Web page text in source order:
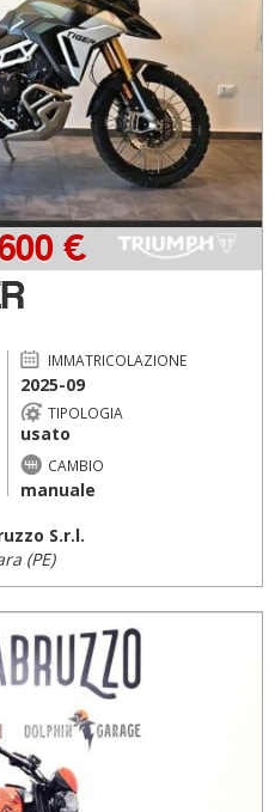
€
IMMATRICOLAZIONE
2025-09
TIPOLOGIA
usato
CAMBIO
manuale
S.r.l.
(PE)